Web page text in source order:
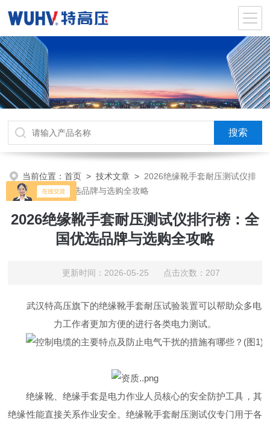
当前位置：首页 >技术文章 > 2026绝缘靴手套耐压测试仪排
行榜：全国优选品牌与选购全攻略
2026绝缘靴手套耐压测试仪排行榜：全
国优选品牌与选购全攻略
更新时间：2026-05-25 点击次数：207
武汉特高压旗下的绝缘靴手套耐压试验装置可以帮助众多电
力工作者更加方便的进行各类电力测试。
绝缘靴、绝缘手套是电力作业人员核心的安全防护工具，其
绝缘性能直接关系作业安全。绝缘靴手套耐压测试仪专门用于各